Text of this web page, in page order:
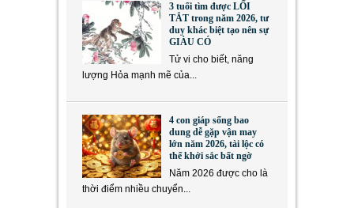
3 tuổi tìm được LỐI
TẮT trong năm 2026, tư
duy khác biệt tạo nên sự
GIÀU CÓ
Tử vi cho biết, năng
lượng Hỏa mạnh mẽ của...
4 con giáp sống bao
dung dễ gặp vận may
lớn năm 2026, tài lộc có
thể khởi sắc bất ngờ
Năm 2026 được cho là
thời điểm nhiều chuyển...